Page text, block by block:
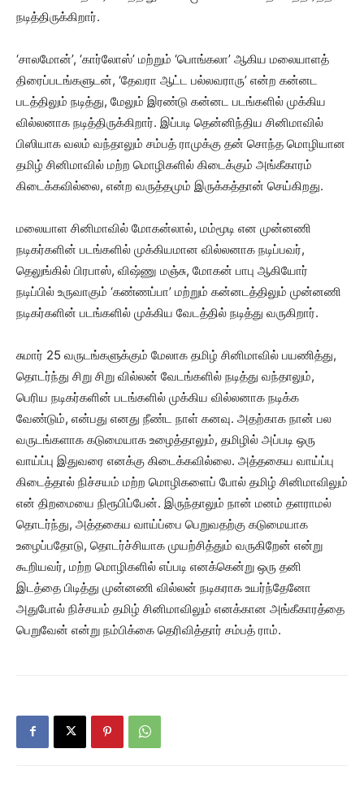
நடித்திருக்கிறார்.
‘சாலமோன்’, ‘கார்லோஸ்’ மற்றும் ‘பொங்கலா’ ஆகிய மலையாளத்
திரைப்படங்களுடன், ‘தேவரா ஆட்ட பல்லவராரு’ என்ற கன்னட
படத்திலும் நடித்து, மேலும் இரண்டு கன்னட படங்களில் முக்கிய
வில்லனாக நடித்திருக்கிறார். இப்படி தென்னிந்திய சினிமாவில்
பிஸியாக வலம் வந்தாலும் சம்பத் ராமுக்கு தன் சொந்த மொழியான
தமிழ் சினிமாவில் மற்ற மொழிகளில் கிடைக்கும் அங்கீகாரம்
கிடைக்கவில்லை, என்ற வருத்தமும் இருக்கத்தான் செய்கிறது.
மலையாள சினிமாவில் மோகன்லால், மம்மூடி என முன்னணி
நடிகர்களின் படங்களில் முக்கியமான வில்லனாக நடிப்பவர்,
தெலுங்கில் பிரபாஸ், விஷ்ணு மஞ்சு, மோகன் பாபு ஆகியோர்
நடிப்பில் உருவாகும் ‘கண்ணப்பா’ மற்றும் கன்னடத்திலும் முன்னணி
நடிகர்களின் படங்களில் முக்கிய வேடத்தில் நடித்து வருகிறார்.
சுமார் 25 வருடங்களுக்கும் மேலாக தமிழ் சினிமாவில் பயணித்து,
தொடர்ந்து சிறு சிறு வில்லன் வேடங்களில் நடித்து வந்தாலும்,
பெரிய நடிகர்களின் படங்களில் முக்கிய வில்லனாக நடிக்க
வேண்டும், என்பது எனது நீண்ட நாள் கனவு. அதற்காக நான் பல
வருடங்களாக கடுமையாக உழைத்தாலும், தமிழில் அப்படி ஒரு
வாய்ப்பு இதுவரை எனக்கு கிடைக்கவில்லை. அத்தகைய வாய்ப்பு
கிடைத்தால் நிச்சயம் மற்ற மொழிகளைப் போல் தமிழ் சினிமாவிலும்
என் திறமையை நிரூபிப்பேன். இருந்தாலும் நான் மனம் தளராமல்
தொடர்ந்து, அத்தகைய வாய்ப்பை பெறுவதற்கு கடுமையாக
உழைப்பதோடு, தொடர்ச்சியாக முயற்சித்தும் வருகிறேன் என்று
கூறியவர், மற்ற மொழிகளில் எப்படி எனக்கென்று ஒரு தனி
இடத்தை பிடித்து முன்னணி வில்லன் நடிகராக உயர்ந்தேனோ
அதுபோல் நிச்சயம் தமிழ் சினிமாவிலும் எனக்கான அங்கீகாரத்தை
பெறுவேன் என்று நம்பிக்கை தெரிவித்தார் சம்பத் ராம்.